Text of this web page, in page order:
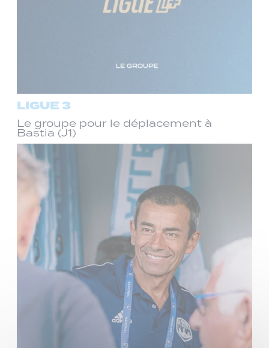
LIGUE 3
Le groupe pour le déplacement à
Bastia (J1)